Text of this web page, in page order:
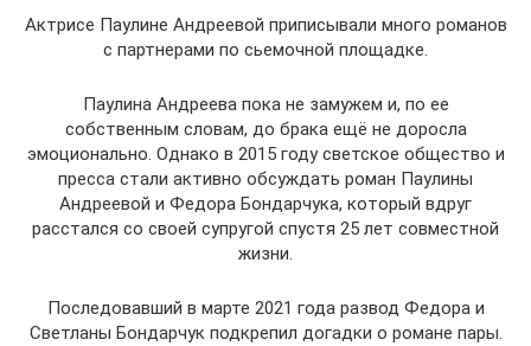
Актрисе Паулине Андреевой приписывали много романов
с партнерами по сьемочной площадке.
Паулина Андреева пока не замужем и, по ее
собственным словам, до брака ещё не доросла
эмоционально. Однако в 2015 году светское общество и
пресса стали активно обсуждать роман Паулины
Андреевой и Федора Бондарчука, который вдруг
расстался со своей супругой спустя 25 лет совместной
жизни.
Последовавший в марте 2021 года развод Федора и
Светланы Бондарчук подкрепил догадки о романе пары.